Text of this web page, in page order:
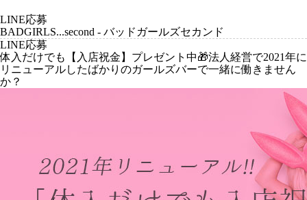
LINE応募
BADGIRLS...second - バッドガールズセカンド
LINE応募
体入だけでも【入店祝金】プレゼント中🎁法人経営で2021年に
リニューアルしたばかりのガールズバーで一緒に働きません
か？